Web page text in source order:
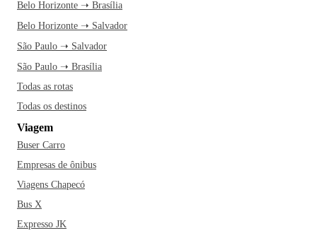
Belo Horizonte ➝ Brasília
Belo Horizonte ➝ Salvador
São Paulo ➝ Salvador
São Paulo ➝ Brasília
Todas as rotas
Todas os destinos
Viagem
Buser Carro
Empresas de ônibus
Viagens Chapecó
Bus X
Expresso JK